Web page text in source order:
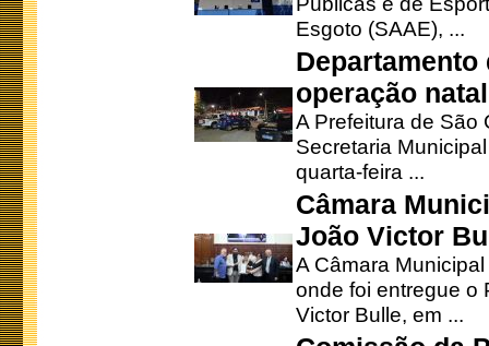
Esgoto (SAAE), ...
operação
A Prefeitura de São
Secretaria
quarta-feira ...
Câmara
João Victor
A Câmara
onde foi entregue o
Victor Bulle, em ...